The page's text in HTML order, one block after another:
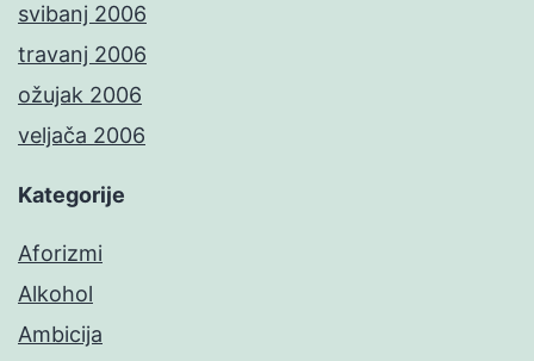
svibanj 2006
travanj 2006
ožujak 2006
veljača 2006
Kategorije
Aforizmi
Alkohol
Ambicija